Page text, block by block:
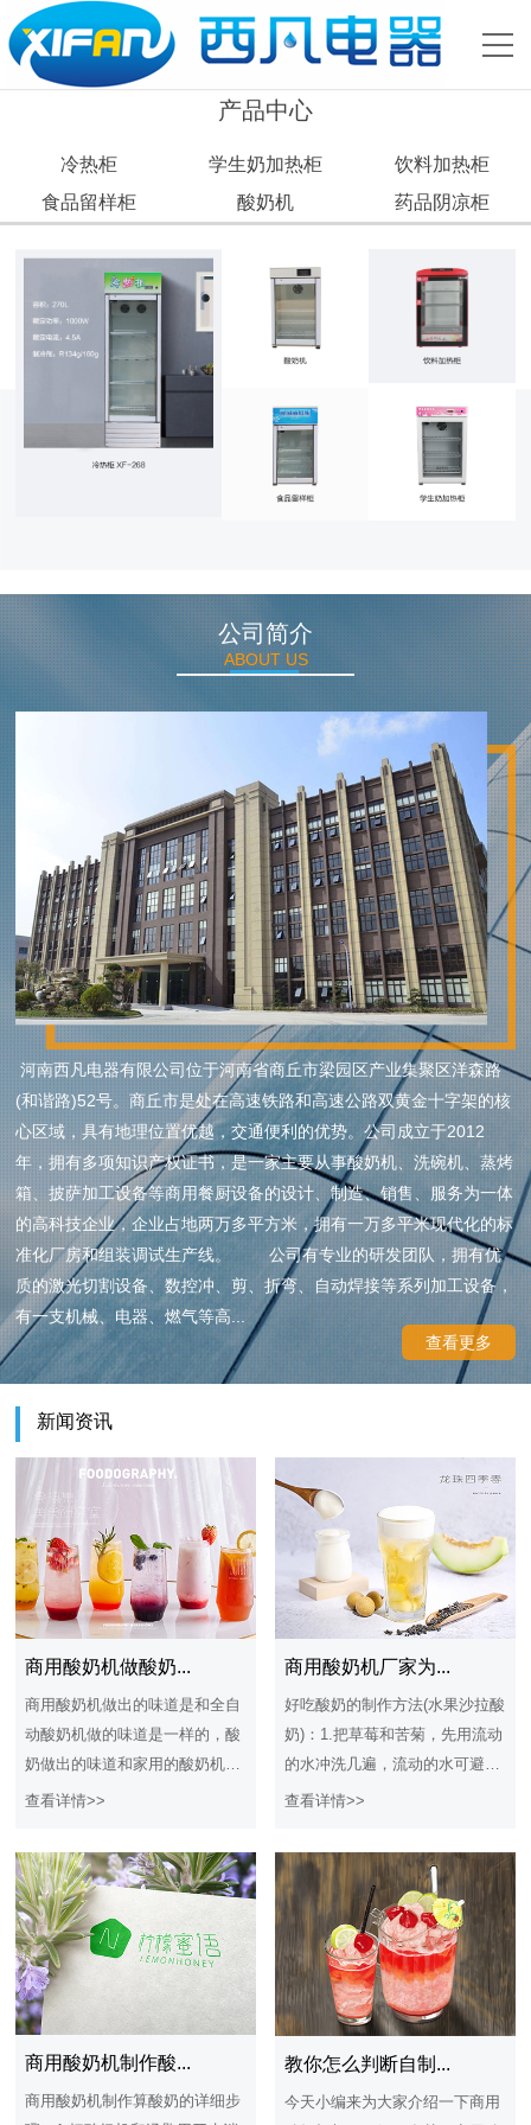
产品中心
冷热柜 学生奶加热柜
饮料加热柜
食品留样柜
酸奶机 药品阴凉柜
公司简介
ABOUT US
河南西凡电器有限公司位于河南省商丘市梁园区产业集聚区洋森路
(和谐路)52号。商丘市是处在高速铁路和高速公路双黄金十字架的核
心区域，具有地理位置优越，交通便利的优势。公司成立于2012
年，拥有多项知识产权证书，是一家主要从事酸奶机、洗碗机、蒸烤
箱、披萨加工设备等商用餐厨设备的设计、制造、销售、服务为一体
的高科技企业，企业占地两万多平方米，拥有一万多平米现代化的标
准化厂房和组装调试生产线。 公司有专业的研发团队，拥有优
质的激光切割设备、数控冲、剪、折弯、自动焊接等系列加工设备，
有一支机械、电器、燃气等高...
查看更多
新闻资讯
商用酸奶机做酸奶...
商用酸奶机做出的味道是和全自
动酸奶机做的味道是一样的，酸
奶做出的味道和家用的酸奶机做
出的味道是一样的，这就解决了
知道酸奶怎么做才好吃，其实做
酸奶的方式是大同小异的，只是
制作的材质不一样而已，酸奶在
制作的过程中可以根据自己的喜
好和口味添加不同的辅料在酸奶
里面，多数的人是在酸奶中添加
些果肉提高酸奶的维生素营养。
商用酸奶机怎么做酸奶，商
用酸奶机是一款制作酸奶的机器
设备，商用酸奶机算是一款乳酸
查看详情>>
商用酸奶机厂家为...
好吃酸奶的制作方法(水果沙拉酸
奶)：1.把草莓和苦菊，先用流动
的水冲洗几遍，流动的水可避免
残留的农药渗入草莓和苦菊内.2.
放入少许盐，用淡盐水浸泡5分
钟，可杀灭苦菊和草莓表面残留
的有害微生物.3.苹果去皮洗净，
切丁，用淡盐水浸泡，可防止表
面氧化变色.4.猕猴桃﹑橙子和梨
分别去皮，切丁.5.用淡盐水浸泡
完的苦菊和草莓，捞出用清水再
冲洗一遍，草莓去掉叶子，切块
备用.6.苦菊铺盘底，所有水果丁
摆上面，再倒入适量酸奶，即可
查看详情>>
商用酸奶机制作酸...
商用酸奶机制作算酸奶的详细步
教你怎么判断自制...
今天小编来为大家介绍一下商用